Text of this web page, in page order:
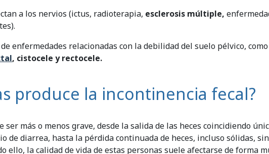
a los nervios (ictus, radioterapia, esclerosis múltiple,
enfermedades relacionadas con la debilidad del suelo pélvico,
, cistocele y rectocele.
produce la incontinencia fecal?
ser más o menos grave, desde la salida de las heces coincidiendo
de diarrea, hasta la pérdida continuada de heces, incluso sólidas,
ello, la calidad de vida de estas personas suele afectarse de forma